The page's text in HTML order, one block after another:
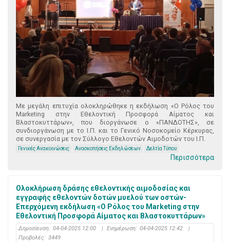
Με μεγάλη επιτυχία ολοκληρώθηκε η εκδήλωση «Ο Ρόλος του
Marketing στην Εθελοντική Προσφορά Αίματος και
Βλαστοκυττάρων», που διοργάνωσε ο «ΠΑΝΔΟΤΗΣ», σε
συνδιοργάνωση με το Ι.Π. και το Γενικό Νοσοκομείο Κέρκυρας,
σε συνεργασία με τον Σύλλογο Εθελοντών Αιμοδοτών του Ι.Π.
Γενικές Ανακοινώσεις Ανασκοπήσεις Εκδηλώσεων Δελτία Τύπου
Περισσότερα
Ολοκλήρωση δράσης εθελοντικής αιμοδοσίας και
εγγραφής εθελοντών δοτών μυελού των οστών-
Επερχόμενη εκδήλωση «Ο Ρόλος του Marketing στην
Εθελοντική Προσφορά Αίματος και Βλαστοκυττάρων»
Δημοσίευση: 04-04-2025 12:00 | Ενημέρωση: 04-04-2025 12:42
|
Προβολές: 3449